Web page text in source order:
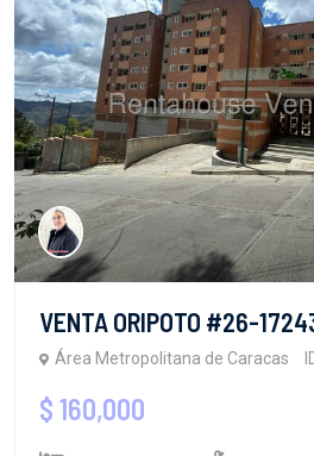
VENTA ORIPOTO #26-
Área Metropolitana de Caracas
$ 160,000